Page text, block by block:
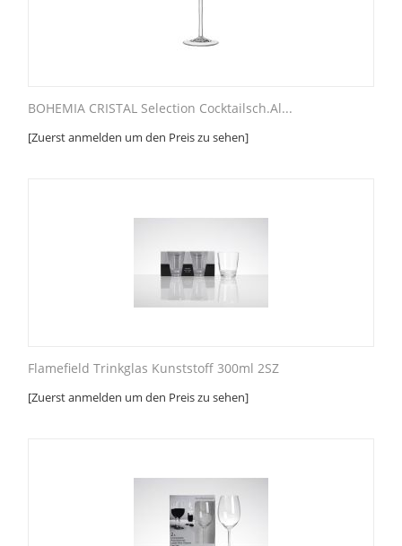
BOHEMIA CRISTAL Selection Cocktailsch.Al...
[Zuerst anmelden um den Preis zu sehen]
Flamefield Trinkglas Kunststoff 300ml 2SZ
[Zuerst anmelden um den Preis zu sehen]